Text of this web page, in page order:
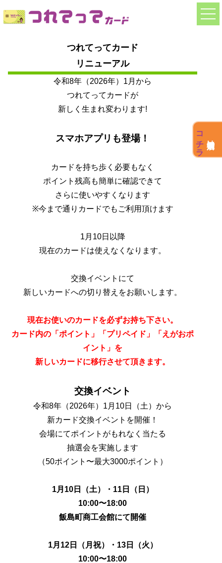
つれてってカード
リニューアル
令和8年（2026年）1月から
つれてってカードが
新しく生まれ変わります!
スマホアプリも登場！
カードを持ち歩く必要もなく
ポイント残高も簡単に確認できて
さらに使いやすくなります
※今まで通りカードでもご利用頂けます
1月10日以降
現在のカードは使えなくなります。
交換イベントにて
新しいカードへの切り替えをお願いします。
現在お使いのカードを必ずお持ち下さい。
カード内の「ポイント」「プリペイド」「えがおポ
イント」を
新しいカードに移行させて頂きます。
交換イベント
令和8年（2026年）1月10日（土）から
新カード交換イベントを開催！
会場にてポイントがもれなく当たる
抽選会を実施します
（50ポイント〜最大3000ポイント）
1月10日（土）・11日（日）
10:00〜18:00
飯島町商工会館にて開催
1月12日（月祝）・13日（火）
10:00〜18:00
店舗検索は
コチラ